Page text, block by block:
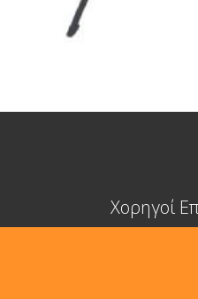
Χορηγοί